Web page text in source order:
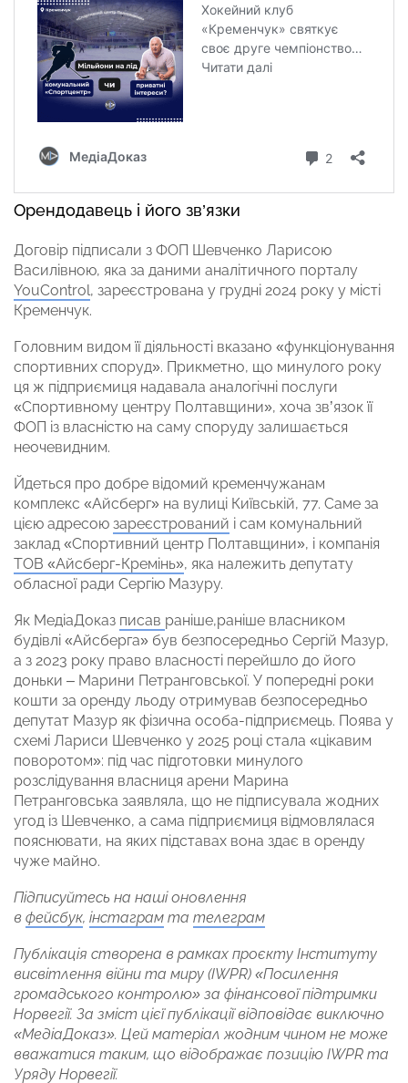
Орендодавець і його зв’язки
Договір підписали з ФОП Шевченко Ларисою
Василівною, яка за даними аналітичного порталу
YouControl, зареєстрована у грудні 2024 року у місті
Кременчук.
Головним видом її діяльності вказано «функціонування
спортивних споруд». Прикметно, що минулого року
ця ж підприємиця надавала аналогічні послуги
«Спортивному центру Полтавщини», хоча зв’язок її
ФОП із власністю на саму споруду залишається
неочевидним.
Йдеться про добре відомий кременчужанам
комплекс «Айсберг» на вулиці Київській, 77. Саме за
цією адресою зареєстрований і сам комунальний
заклад «Спортивний центр Полтавщини», і компанія
ТОВ «Айсберг-Кремінь», яка належить депутату
обласної ради Сергію Мазуру.
Як МедіаДоказ писав раніше,раніше власником
будівлі «Айсберга» був безпосередньо Сергій Мазур,
а з 2023 року право власності перейшло до його
доньки – Марини Петранговської. У попередні роки
кошти за оренду льоду отримував безпосередньо
депутат Мазур як фізична особа-підприємець. Поява у
схемі Лариси Шевченко у 2025 році стала «цікавим
поворотом»: під час підготовки минулого
розслідування власниця арени Марина
Петранговська заявляла, що не підписувала жодних
угод із Шевченко, а сама підприємиця відмовлялася
пояснювати, на яких підставах вона здає в оренду
чуже майно.
Підписуйтесь на наші оновлення
в фейсбук, інстаграм та телеграм
Публікація створена в рамках проєкту Інституту
висвітлення війни та миру (IWPR) «Посилення
громадського контролю» за фінансової підтримки
Норвегії. За зміст цієї публікації відповідає виключно
«МедіаДоказ». Цей матеріал жодним чином не може
вважатися таким, що відображає позицію IWPR та
Уряду Норвегії.